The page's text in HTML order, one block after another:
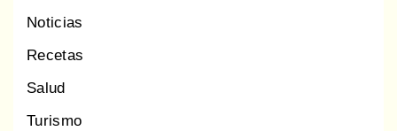
Noticias
Recetas
Salud
Turismo